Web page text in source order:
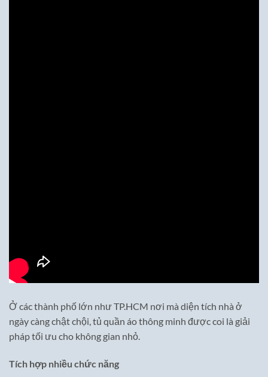
Ở các thành phố lớn như TP.HCM nơi mà diện tích nhà ở
ngày càng chật chội, tủ quần áo thông minh được coi là giải
pháp tối ưu cho không gian nhỏ.
Tích hợp nhiều chức năng